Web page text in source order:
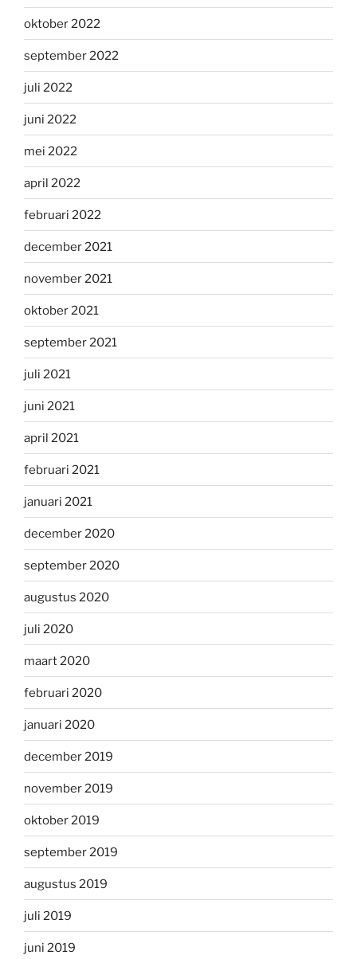
oktober 2022
september 2022
juli 2022
juni 2022
mei 2022
april 2022
februari 2022
december 2021
november 2021
oktober 2021
september 2021
juli 2021
juni 2021
april 2021
februari 2021
januari 2021
december 2020
september 2020
augustus 2020
juli 2020
maart 2020
februari 2020
januari 2020
december 2019
november 2019
oktober 2019
september 2019
augustus 2019
juli 2019
juni 2019